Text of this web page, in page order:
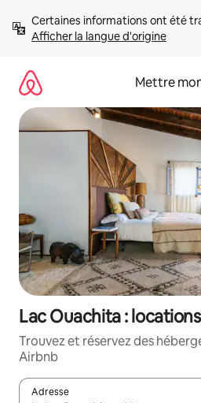
directement
Afficher la langue d'origine
Mettre
Lac Ouachita :
Trouvez et réservez des
Airbnb
Adresse